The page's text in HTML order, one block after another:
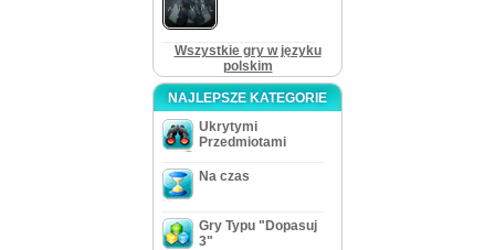
Wszystkie gry w języku
polskim
NAJLEPSZE KATEGORIE
Ukrytymi
Przedmiotami
Na czas
Gry Typu "Dopasuj
3"